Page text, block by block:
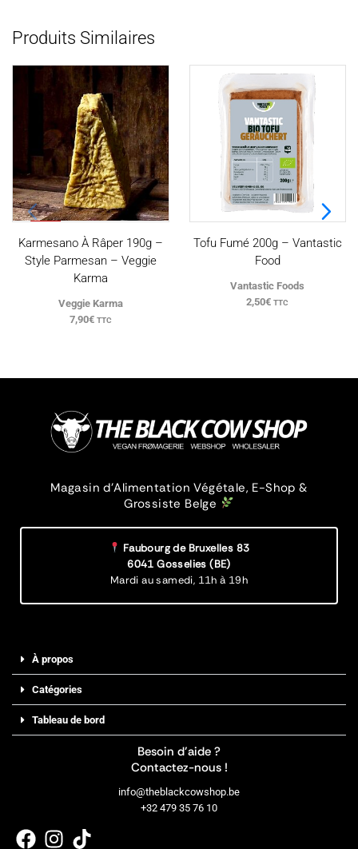
Produits Similaires
PROMO
Karmesano À Râper 190g –
Style Parmesan – Veggie
Karma
Veggie Karma
7,90€ TTC
Tofu Fumé 200g – Vantastic
Food
Vantastic Foods
2,50€ TTC
Magasin d’Alimentation Végétale, E-Shop &
Grossiste Belge
Faubourg de Bruxelles 83
6041 Gosselies (BE)
Mardi au samedi, 11h à 19h
À propos
Catégories
Tableau de bord
Besoin d’aide ?
Contactez-nous !
info@theblackcowshop.be
+32 479 35 76 10